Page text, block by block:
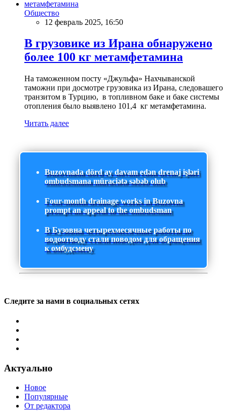
Общество
12 февраль 2025, 16:50
В грузовике из Ирана обнаружено
более 100 кг метамфетамина
На таможенном посту «Джульфа» Нахчыванской
таможни при досмотре грузовика из Ирана, следовашего
транзитом в Турцию, в топливном баке и баке системы
отопления было выявлено 101,4 кг метамфетамина.
Читать далее
Buzovnada dörd ay davam edən drenaj işləri
ombudsmana müraciətə səbəb olub
Four-month drainage works in Buzovna
prompt an appeal to the ombudsman
В Бузовна четырехмесячные работы по
водоотводу стали поводом для обращения
к омбудсмену
Следите за нами в социальных сетях
Актуально
Новое
Популярные
От редактора